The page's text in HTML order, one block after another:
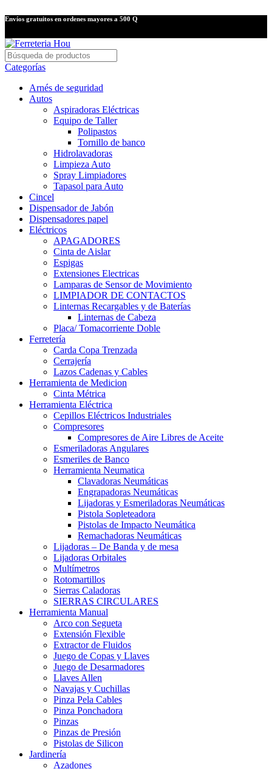
Envíos gratuitos en ordenes mayores a 500 Q
Categorías
Arnés de seguridad
Autos
Aspiradoras Eléctricas
Equipo de Taller
Polipastos
Tornillo de banco
Hidrolavadoras
Limpieza Auto
Spray Limpiadores
Tapasol para Auto
Cincel
Dispensador de Jabón
Dispensadores papel
Eléctricos
APAGADORES
Cinta de Aislar
Espigas
Extensiones Electricas
Lamparas de Sensor de Movimiento
LIMPIADOR DE CONTACTOS
Linternas Recargables y de Baterías
Linternas de Cabeza
Placa/ Tomacorriente Doble
Ferretería
Carda Copa Trenzada
Cerrajería
Lazos Cadenas y Cables
Herramienta de Medicion
Cinta Métrica
Herramienta Eléctrica
Cepillos Eléctricos Industriales
Compresores
Compresores de Aire Libres de Aceite
Esmeriladoras Angulares
Esmeriles de Banco
Herramienta Neumatica
Clavadoras Neumáticas
Engrapadoras Neumáticas
Lijadoras y Esmeriladoras Neumáticas
Pistola Sopleteadora
Pistolas de Impacto Neumática
Remachadoras Neumáticas
Lijadoras – De Banda y de mesa
Lijadoras Orbitales
Multímetros
Rotomartillos
Sierras Caladoras
SIERRAS CIRCULARES
Herramienta Manual
Arco con Segueta
Extensión Flexible
Extractor de Fluidos
Juego de Copas y Llaves
Juego de Desarmadores
Llaves Allen
Navajas y Cuchillas
Pinza Pela Cables
Pinza Ponchadora
Pinzas
Pinzas de Presión
Pistolas de Silicon
Jardinería
Azadones